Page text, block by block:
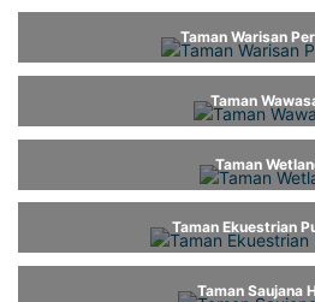
Taman Warisan
Taman
Taman
Taman Ekuestrian
Taman Saujana